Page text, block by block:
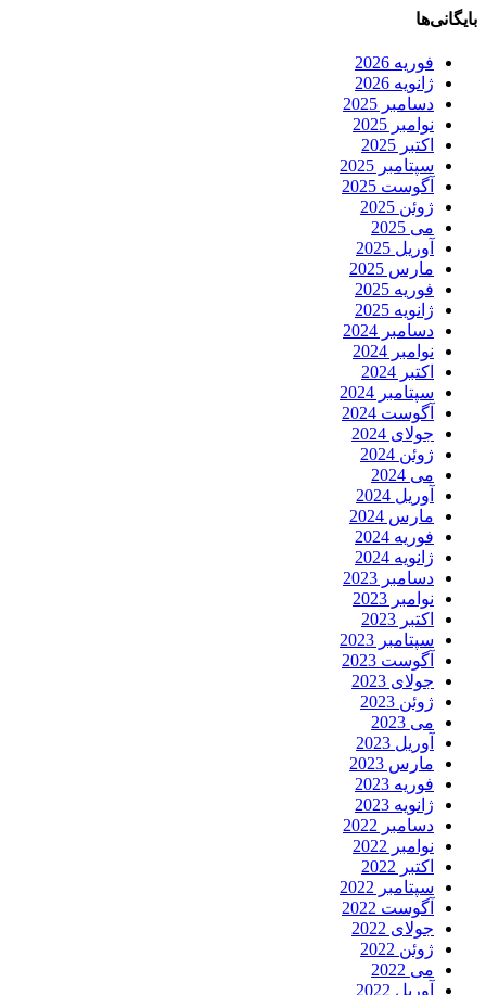
بایگانی‌ها
فوریه 2026
ژانویه 2026
دسامبر 2025
نوامبر 2025
اکتبر 2025
سپتامبر 2025
آگوست 2025
ژوئن 2025
می 2025
آوریل 2025
مارس 2025
فوریه 2025
ژانویه 2025
دسامبر 2024
نوامبر 2024
اکتبر 2024
سپتامبر 2024
آگوست 2024
جولای 2024
ژوئن 2024
می 2024
آوریل 2024
مارس 2024
فوریه 2024
ژانویه 2024
دسامبر 2023
نوامبر 2023
اکتبر 2023
سپتامبر 2023
آگوست 2023
جولای 2023
ژوئن 2023
می 2023
آوریل 2023
مارس 2023
فوریه 2023
ژانویه 2023
دسامبر 2022
نوامبر 2022
اکتبر 2022
سپتامبر 2022
آگوست 2022
جولای 2022
ژوئن 2022
می 2022
آوریل 2022